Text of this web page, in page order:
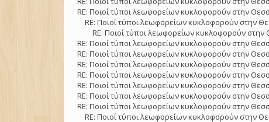
RE: Ποιοί τύποι λεωφορείων κυκλοφορούν στην
RE: Ποιοί τύποι λεωφορείων κυκλοφορούν στην
RE: Ποιοί τύποι λεωφορείων κυκλοφορούν στην
RE: Ποιοί τύποι λεωφορείων κυκλοφορούν στην
RE: Ποιοί τύποι λεωφορείων κυκλοφορούν στην
RE: Ποιοί τύποι λεωφορείων κυκλοφορούν στην
RE: Ποιοί τύποι λεωφορείων κυκλοφορούν στην
RE: Ποιοί τύποι λεωφορείων κυκλοφορούν στην
RE: Ποιοί τύποι λεωφορείων κυκλοφορούν στην
RE: Ποιοί τύποι λεωφορείων κυκλοφορούν στην
RE: Ποιοί τύποι λεωφορείων κυκλοφορούν στην